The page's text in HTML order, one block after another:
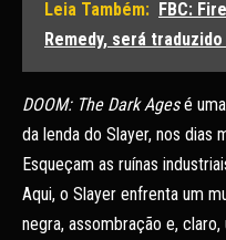
Leia Também: FBC:
Remedy, será
DOOM: The Dark Agesé
da lenda do Slayer, nos dias
Esqueçam as ruínas
Aqui, o Slayer enfrenta um
negra, assombração e,